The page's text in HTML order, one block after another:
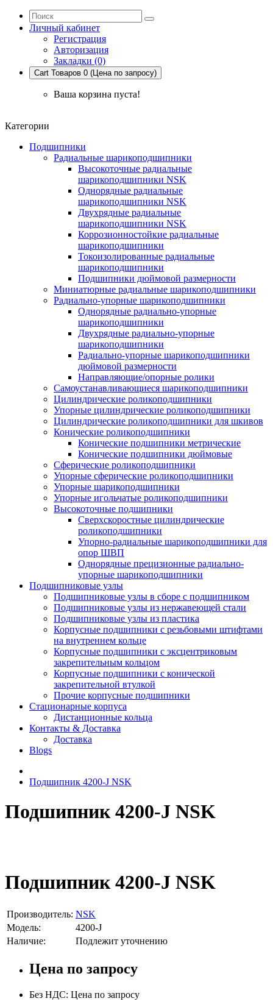
Личный кабинет
Регистрация
Авторизация
Закладки (0)
Cart Товаров 0 (Цена по запросу)
Ваша корзина пуста!
Категории
Подшипники
Радиальные шарикоподшипники
Высокоточные радиальные
шарикоподшипники NSK
Однорядные радиальные
шарикоподшипники NSK
Двухрядные радиальные
шарикоподшипники NSK
Коррозионностойкие радиальные
шарикоподшипники
Токоизолированные радиальные
шарикоподшипники
Подшипники дюймовой размерности
Миниатюрные радиальные шарикоподшипники
Радиально-упорные шарикоподшипники
Однорядные радиально-упорные
шарикоподшипники
Двухрядные радиально-упорные
шарикоподшипники
Радиально-упорные шарикоподшипники
дюймовой размерности
Направляющие/опорные ролики
Самоустанавливающиеся шарикоподшипники
Цилиндрические роликоподшипники
Упорные цилиндрические роликоподшипники
Цилиндрические роликоподшипники для шкивов
Конические роликоподшипники
Конические подшипники метрические
Конические подшипники дюймовые
Сферические роликоподшипники
Упорные сферические роликоподшипники
Упорные шарикоподшипники
Упорные игольчатые роликоподшипники
Высокоточные подшипники
Сверхскоростные цилиндрические
роликоподшипники
Упорно-радиальные шарикоподшипники для
опор ШВП
Однорядные прецизионные радиально-
упорные шарикоподшипники
Подшипниковые узлы
Подшипниковые узлы в сборе с подшипником
Подшипниковые узлы из нержавеющей стали
Подшипниковые узлы из пластика
Корпусные подшипники с резьбовыми штифтами
на внутреннем кольце
Корпусные подшипники с эксцентриковым
закрепительным кольцом
Корпусные подшипники с конической
закрепительной втулкой
Прочие корпусные подшипники
Стационарные корпуса
Дистанционные кольца
Контакты & Доставка
Доставка
Blogs
Подшипник 4200-J NSK
Подшипник 4200-J NSK
Подшипник 4200-J NSK
Производитель: NSK
Модель:
4200-J
Наличие:
Подлежит уточнению
Цена по запросу
Без НДС: Цена по запросу